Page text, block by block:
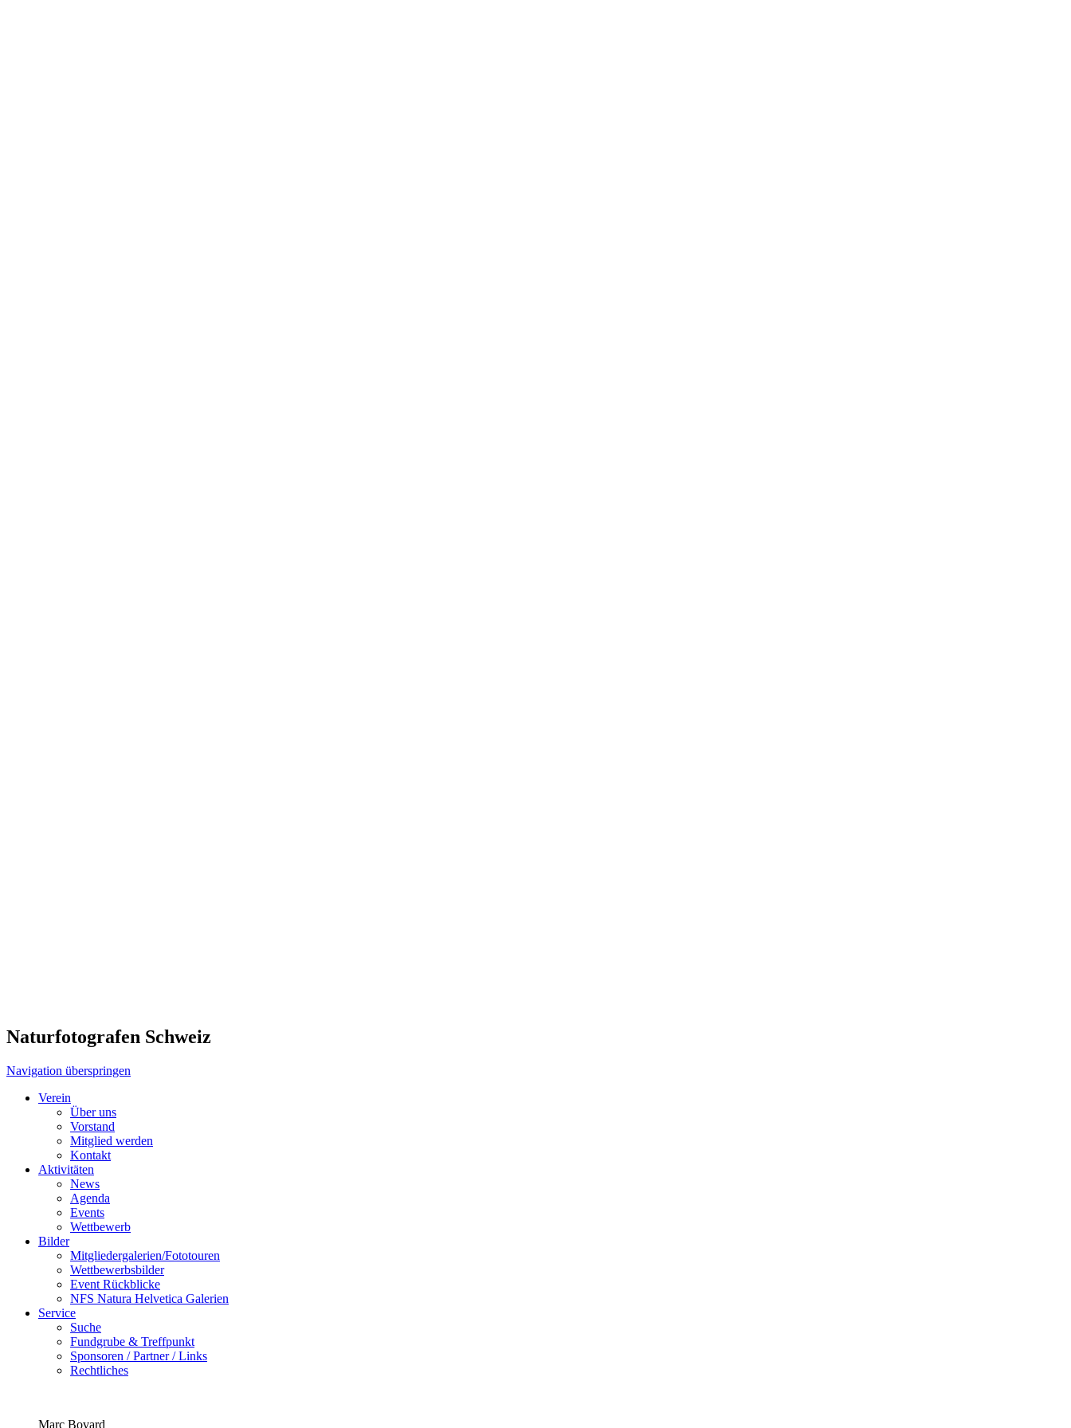
Naturfotografen Schweiz
Navigation überspringen
Verein
Über uns
Vorstand
Mitglied werden
Kontakt
Aktivitäten
News
Agenda
Events
Wettbewerb
Bilder
Mitgliedergalerien/Fototouren
Wettbewerbsbilder
Event Rückblicke
NFS Natura Helvetica Galerien
Service
Suche
Fundgrube & Treffpunkt
Sponsoren / Partner / Links
Rechtliches
Marc Bovard